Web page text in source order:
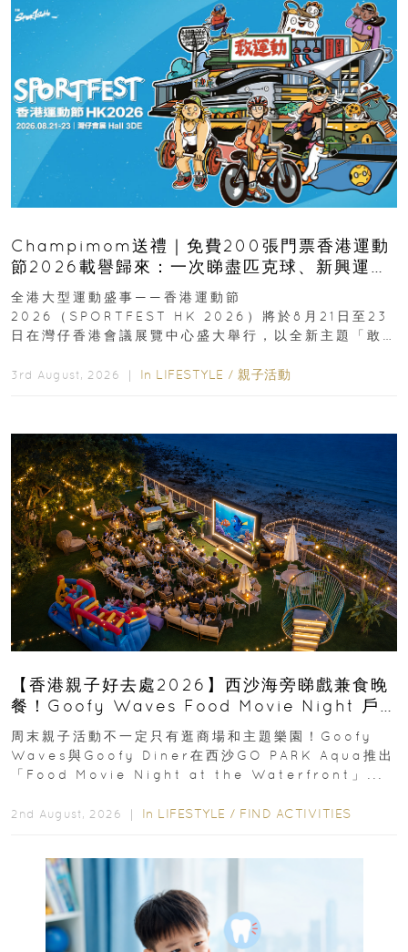
Champimom送禮｜免費200張門票香港運動
節2026載譽歸來：一次睇盡匹克球、新興運
動、街舞比賽＋逾百運動品牌展覽
全港大型運動盛事——香港運動節
2026（SPORTFEST HK 2026）將於8月21日至23
日在灣仔香港會議展覽中心盛大舉行，以全新主題「敢
3rd August, 2026 ｜ In LIFESTYLE / 親子活動
【香港親子好去處2026】西沙海旁睇戲兼食晚
餐！Goofy Waves Food Movie Night 戶
外影院逢週末登場
周末親子活動不一定只有逛商場和主題樂園！Goofy
Waves與Goofy Diner在西沙GO PARK Aqua推出
「Food Movie Night at the Waterfront」...
2nd August, 2026 ｜ In LIFESTYLE / FIND ACTIVITIES